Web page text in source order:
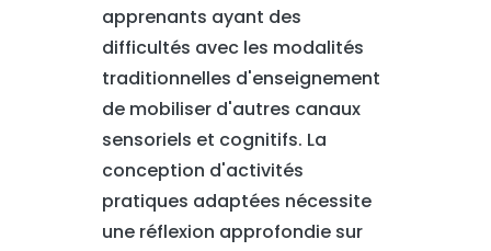
apprenants ayant des
difficultés avec les modalités
traditionnelles d'enseignement
de mobiliser d'autres canaux
sensoriels et cognitifs. La
conception d'activités
pratiques adaptées nécessite
une réflexion approfondie sur